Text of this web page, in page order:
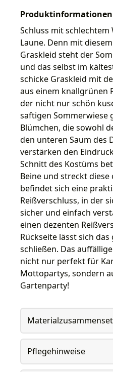
Produktinformationen
Schluss mit
Laune. Denn mit
Graskleid steht der
und das selbst im
schicke Graskleid mit
aus einem knallgrünen
der nicht nur schön
saftigen Sommerwiese
Blümchen, die sowohl
den unteren Saum des
verstärken den
Schnitt des Kostüms
Beine und streckt
befindet sich eine
Reißverschluss, in der
sicher und einfach
einen dezenten
Rückseite lässt sich
schließen. Das
nicht nur perfekt für
Mottopartys, sondern
Gartenparty!
Pflegehinweise